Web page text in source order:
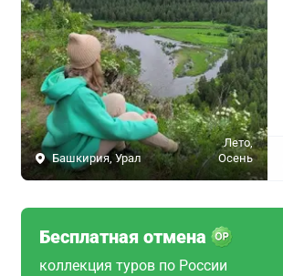
Башкирия, Урал
Лето,
Осень
Бесплатная отмена
коллекция туров по России